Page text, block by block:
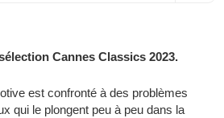
Cannes Classics 2023.
est confronté à des problèmes
qui le plongent peu à peu dans la